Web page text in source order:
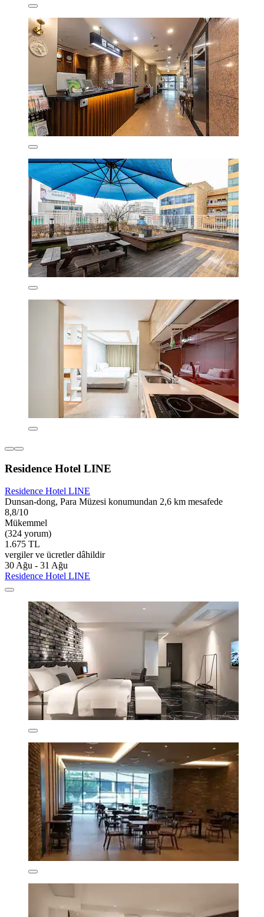
Residence Hotel LINE
Residence Hotel LINE
Dunsan-dong, Para Müzesi konumundan 2,6 km mesafede
8,8/10
Mükemmel
(324 yorum)
1.675 TL
vergiler ve ücretler dâhildir
30 Ağu - 31 Ağu
Residence Hotel LINE